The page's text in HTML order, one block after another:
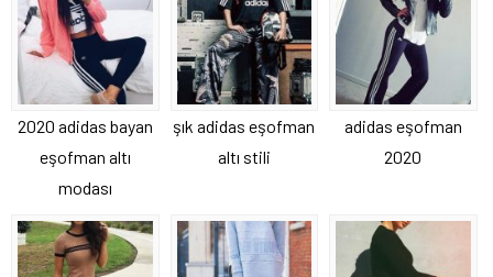
2020 adidas bayan
eşofman altı
modası
şık adidas eşofman
altı stili
adidas eşofman
2020